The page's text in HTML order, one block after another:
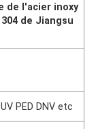
de l'acier inoxy
de Jiangsu
PED DNV etc